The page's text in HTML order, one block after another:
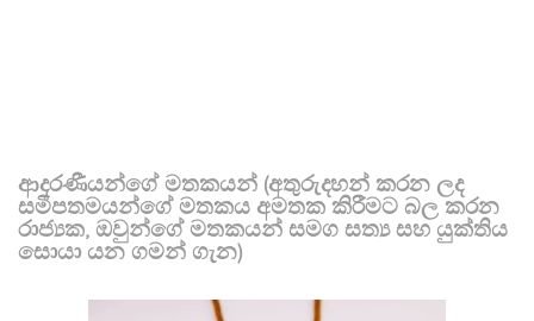
ආදරණීයන්ගේ මතකයන් (අතුරුදහන් කරන ලද
සමීපතමයන්ගේ මතකය අමතක කිරීමට බල කරන
රාජ්‍යක, ඔවුන්ගේ මතකයන් සමග සත්‍ය සහ යුක්තිය
සොයා යන ගමන් ගැන)